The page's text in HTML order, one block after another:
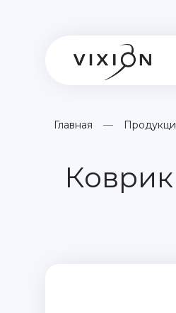
Главная